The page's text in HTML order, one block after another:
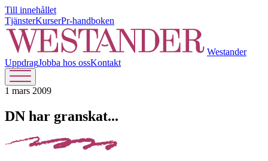
Till innehållet
TjänsterKurserPr-handboken
Westander
UppdragJobba hos ossKontakt
1 mars 2009
DN har granskat...